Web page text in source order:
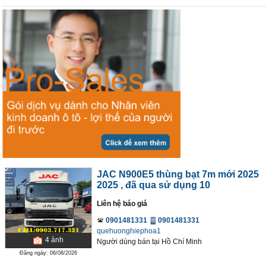
4 ảnh
Đăng ngày: 06/08/2026
JAC N900E5 thùng bạt 7m mới 2025
2025 , đã qua sử dụng 10
Liên hệ báo giá
0901481331
0901481331
quehuonghiephoa1
Người dùng bán tại Hồ Chí Minh